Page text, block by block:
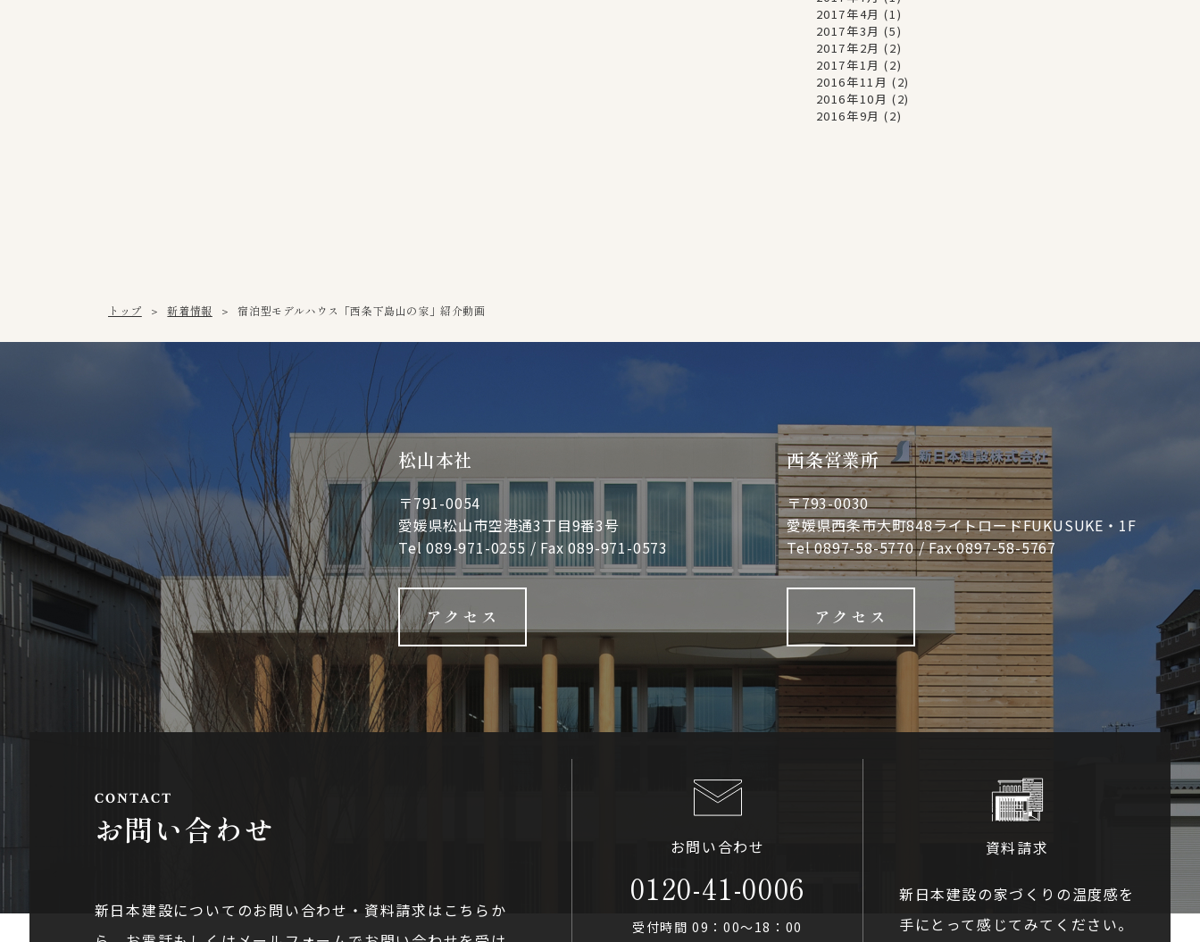
2017年4月 (1)
2017年3月 (5)
2017年2月 (2)
2017年1月 (2)
2016年11月 (2)
2016年10月 (2)
2016年9月 (2)
トップ 新着情報 宿泊型モデルハウス「西条下島山の家」紹介動画
松山本社
〒791-0054
愛媛県松山市空港通3丁目9番3号
Tel089-971-0255 / Fax 089-971-0573
アクセス
西条営業所
〒793-0030
愛媛県西条市大町848ライトロードFUKUSUKE・1F
Tel0897-58-5770/ Fax 0897-58-5767
アクセス
お問い合わせ
新日本建設についてのお問い合わせ・資料請求はこちらか
お問い合わせ
0120-41-0006
受付時間 09：00〜18：00
資料請求
新日本建設の家づくりの温度感を
手にとって感じてみてください。